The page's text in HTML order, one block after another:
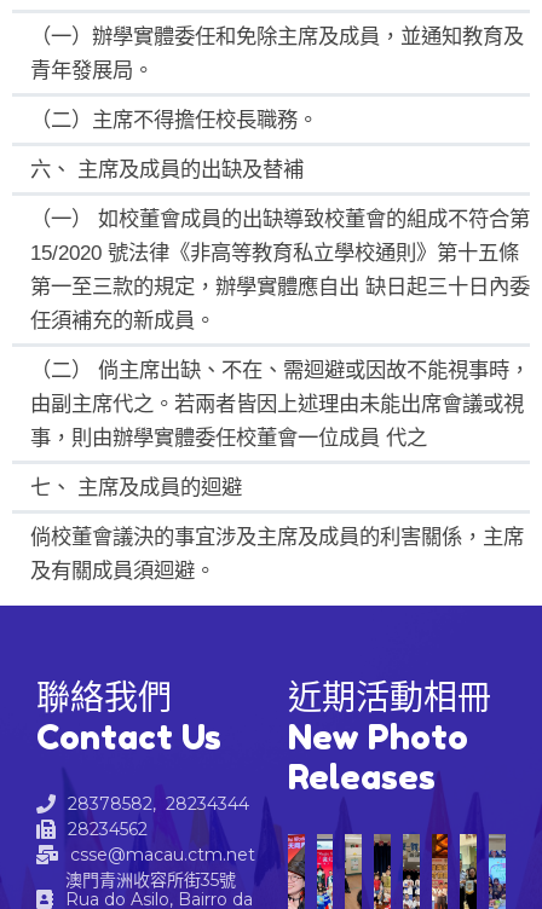
（一）辦學實體委任和免除主席及成員，並通知教育及
青年發展局。
（二）主席不得擔任校長職務。
六、 主席及成員的出缺及替補
（一） 如校董會成員的出缺導致校董會的組成不符合第
15/2020 號法律《非高等教育私立學校通則》第十五條
第一至三款的規定，辦學實體應自出 缺日起三十日內委
任須補充的新成員。
（二） 倘主席出缺、不在、需迴避或因故不能視事時，
由副主席代之。若兩者皆因上述理由未能出席會議或視
事，則由辦學實體委任校董會一位成員 代之
七、 主席及成員的迴避
倘校董會議決的事宜涉及主席及成員的利害關係，主席
及有關成員須迴避。
聯絡我們
Contact Us
28378582, 28234344
28234562
csse@macau.ctm.net
澳門青洲收容所街35號
Rua do Asilo, Bairro da
近期活動相冊
New Photo
Releases